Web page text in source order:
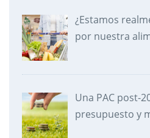
¿Estamos
por nuestra
Una PAC post-
presupuesto y